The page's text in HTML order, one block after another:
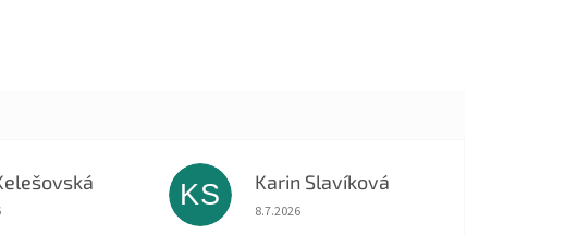
obchodu je 5 z 5 hvězdiček.KS Karin Slavíková
Hodnocení obchodu je 5 z 5 hvězdiček.
8.7.2026